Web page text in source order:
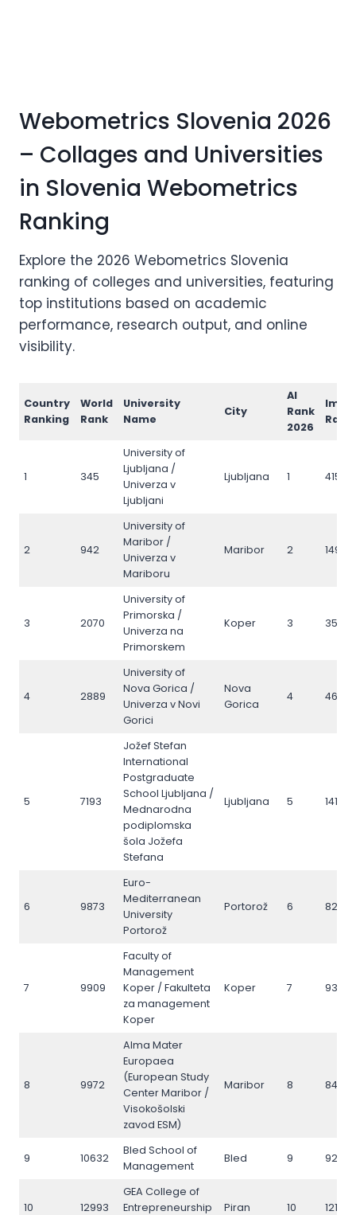
Webometrics Slovenia 2026
– Collages and Universities
in Slovenia Webometrics
Ranking
Explore the 2026 Webometrics Slovenia
ranking of colleges and universities, featuring
top institutions based on academic
performance, research output, and online
visibility.
Country
Ranking
World
Rank
University
Name
City
AI
Rank
2026
Rank
1 345
University of
Ljubljana /
Univerza v
Ljubljani
Ljubljana 1 415
2 942
University of
Maribor /
Univerza v
Mariboru
Maribor 2 1492
3 2070
University of
Primorska /
Univerza na
Primorskem
Koper 3 3564
4 2889
University of
Nova Gorica /
Univerza v Novi
Gorici
Nova
Gorica
4 4642
5 7193
Jožef Stefan
International
Postgraduate
School Ljubljana /
Mednarodna
podiplomska
šola Jožefa
Stefana
Ljubljana 5 14172
6 9873
Euro-
Mediterranean
University
Portorož
Portorož 6 8265
7 9909
Faculty of
Management
Koper / Fakulteta
za management
Koper
Koper 7 9329
8 9972
Alma Mater
Europaea
(European Study
Center Maribor /
Visokošolski
zavod ESM)
Maribor 8 8471
9 10632
Bled School of
Management
Bled 9 9218
10 12993
GEA College of
Entrepreneurship
Piran 10 12117